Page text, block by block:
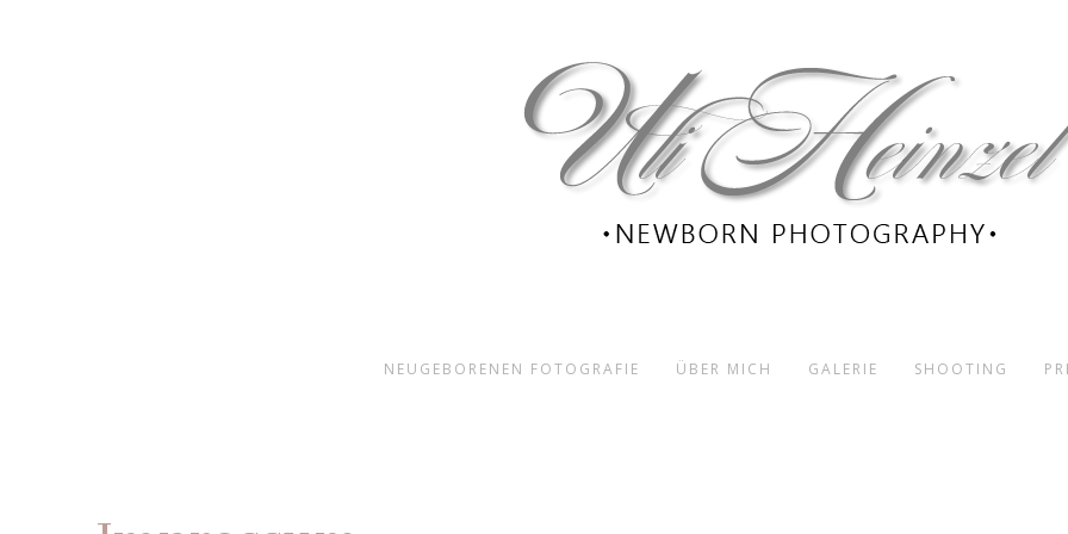
NEUGEBORENEN FOTOGRAFIE ÜBER MICH GALERIE SHOOTING